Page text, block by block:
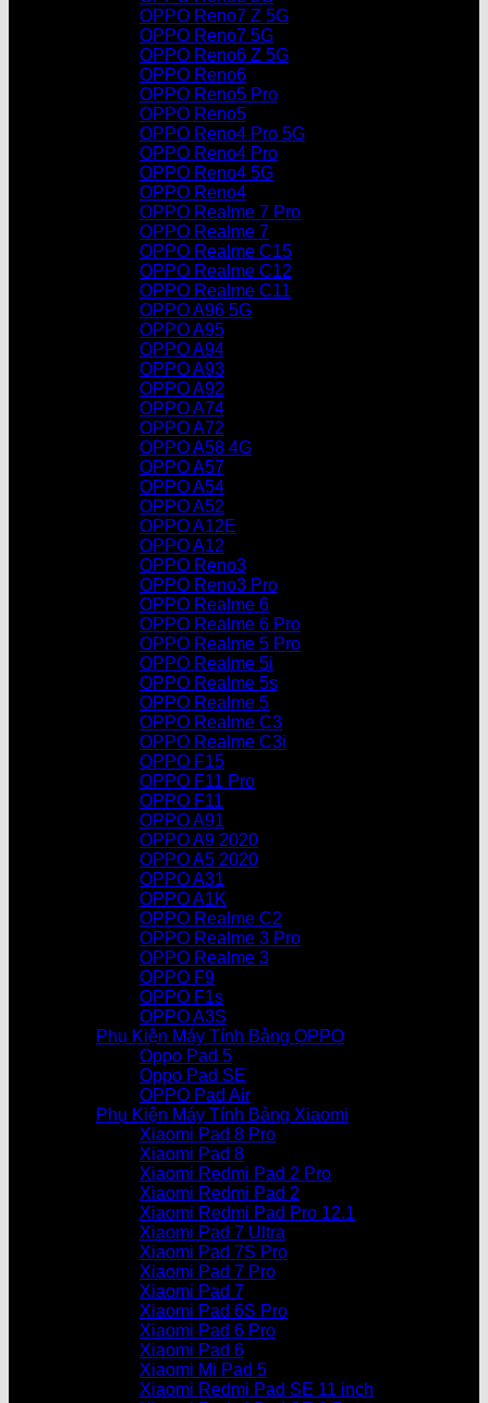
OPPO Reno7 Z 5G
OPPO Reno7 5G
OPPO Reno6 Z 5G
OPPO Reno6
OPPO Reno5 Pro
OPPO Reno5
OPPO Reno4 Pro 5G
OPPO Reno4 Pro
OPPO Reno4 5G
OPPO Reno4
OPPO Realme 7 Pro
OPPO Realme 7
OPPO Realme C15
OPPO Realme C12
OPPO Realme C11
OPPO A96 5G
OPPO A95
OPPO A94
OPPO A93
OPPO A92
OPPO A74
OPPO A72
OPPO A58 4G
OPPO A57
OPPO A54
OPPO A52
OPPO A12E
OPPO A12
OPPO Reno3
OPPO Reno3 Pro
OPPO Realme 6
OPPO Realme 6 Pro
OPPO Realme 5 Pro
OPPO Realme 5i
OPPO Realme 5s
OPPO Realme 5
OPPO Realme C3
OPPO Realme C3i
OPPO F15
OPPO F11 Pro
OPPO F11
OPPO A91
OPPO A9 2020
OPPO A5 2020
OPPO A31
OPPO A1K
OPPO Realme C2
OPPO Realme 3 Pro
OPPO Realme 3
OPPO F9
OPPO F1s
OPPO A3S
Phụ Kiện Máy Tính Bảng OPPO
Oppo Pad 5
Oppo Pad SE
OPPO Pad Air
Phụ Kiện Máy Tính Bảng Xiaomi
Xiaomi Pad 8 Pro
Xiaomi Pad 8
Xiaomi Redmi Pad 2 Pro
Xiaomi Redmi Pad 2
Xiaomi Redmi Pad Pro 12.1
Xiaomi Pad 7 Ultra
Xiaomi Pad 7S Pro
Xiaomi Pad 7 Pro
Xiaomi Pad 7
Xiaomi Pad 6S Pro
Xiaomi Pad 6 Pro
Xiaomi Pad 6
Xiaomi Mi Pad 5
Xiaomi Redmi Pad SE 11 inch